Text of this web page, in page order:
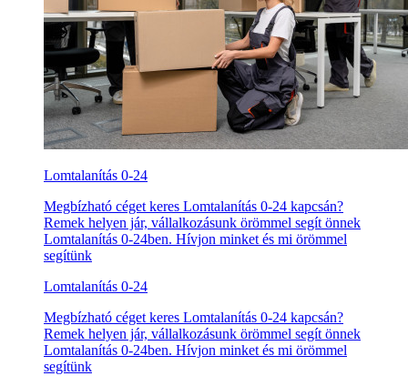
Lomtalanítás 0-24
Megbízható céget keres Lomtalanítás 0-24 kapcsán?
Remek helyen jár, vállalkozásunk örömmel segít önnek
Lomtalanítás 0-24ben. Hívjon minket és mi örömmel
segítünk
Lomtalanítás 0-24
Megbízható céget keres Lomtalanítás 0-24 kapcsán?
Remek helyen jár, vállalkozásunk örömmel segít önnek
Lomtalanítás 0-24ben. Hívjon minket és mi örömmel
segítünk